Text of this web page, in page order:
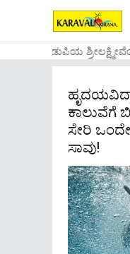
....ಉಡುಪಿಯ
ಕಾಲುವೆಗೆ
ಸೇರಿ
ಸಾವು!